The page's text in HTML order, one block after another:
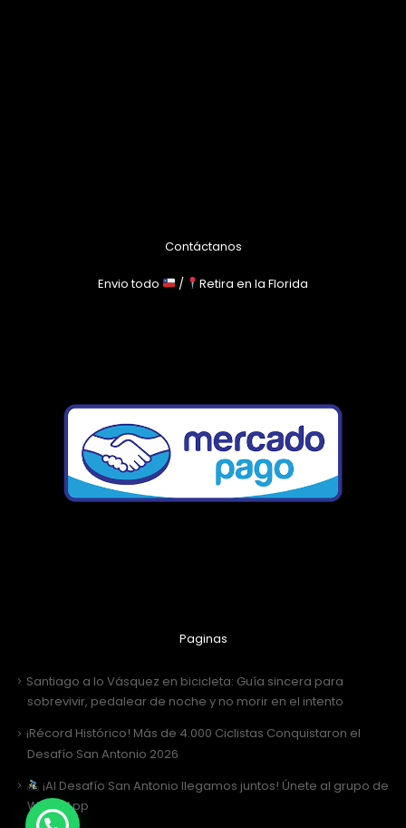
Contáctanos
Envio todo / Retira en la Florida
Paginas
Santiago a lo Vásquez en bicicleta: Guía sincera para
sobrevivir, pedalear de noche y no morir en el intento
¡Récord Histórico! Más de 4.000 Ciclistas Conquistaron el
Desafío San Antonio 2026
¡Al Desafío San Antonio llegamos juntos! Únete al grupo de
WhatsApp